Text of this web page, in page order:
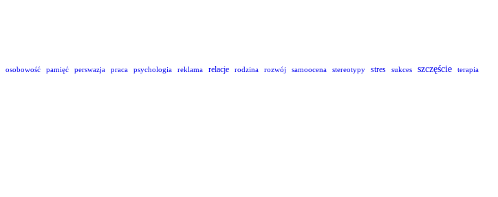
osobowość pamięć perswazja praca psychologia reklama relacje rodzina rozwój samoocena stereotypy stres sukces szczęście
terapia